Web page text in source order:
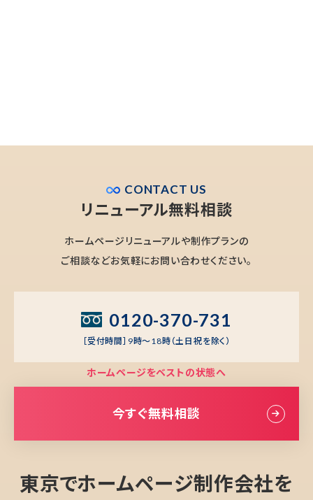
CONTACT US
リニューアル無料相談
ホームページリニューアルや制作プランの
ご相談などお気軽にお問い合わせください。
0120-370-731
［受付時間］9時～18時（土日祝を除く）
ホームページをベストの状態へ
今すぐ無料相談
東京でホームページ制作会社を